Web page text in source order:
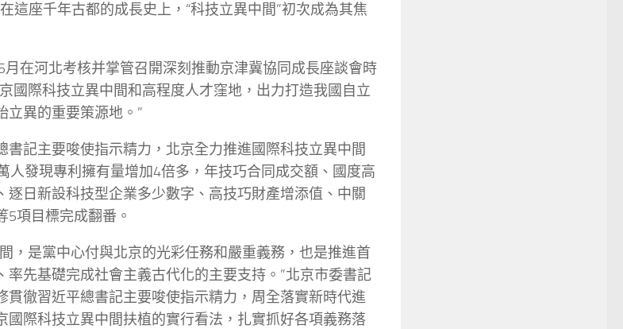
這座千年古都的成長史上，“科技立異中間”初次成為其焦
在河北考核并掌管召開深刻推動京津冀協同成長座談會時
國際科技立異中間和高程度人才窪地，出力打造我國自立
立異的重要策源地。”
書記主要唆使指示精力，北京全力推進國際科技立異中間
人發現專利擁有量增加4倍多，年技巧合同成交額、國度高
逐日新設科技型企業多少數字、高技巧財產增添值、中關
5項目標完成翻番。
，是黨中心付與北京的光彩任務和嚴重義務，也是推進首
率先基礎完成社會主義古代化的主要支持。”北京市委書記
貫徹習近平總書記主要唆使指示精力，周全落實新時代進
國際科技立異中間扶植的實行看法，扎實抓好各項義務落